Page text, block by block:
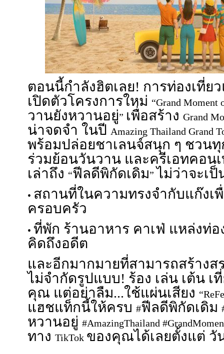
ตอนนี้กำลังฮิตเลย! การท่องเที่ย
เปิดตัวโครงการใหม่ “Grand Moment
วานยังหวานอยู่” เพื่อสร้าง Grand
น่าจดจำ ในปี Amazing Thailand Grand
พร้อมปล่อยชาเลนจ์สนุก ๆ ชวนทุ
ร่วมย้อนวันวาน และครีเอทคอน
เล่าถึง “ฟีลดีพิกัดเดิม” ไม่ว่าจะเป็
• สถานที่ในความทรงจำกับแก๊งเ
ครอบครัว
• ที่พัก ร้านอาหาร คาเฟ่ แหล่งท่อ
คิดถึงอดีต
และอีกมากมายที่สามารถสร้างส
ไม่จำกัดรูปแบบ! ร้อง เล่น เต้น เ
คุณ แต่อย่าลืม...ใช้แผ่นเสียง
แฮชแท็กนี้ให้ครบ #ฟีลดีพิกัดเดิม
หวานอยู่ #AmazingThailand
ทาง TikTok ของคุณได้เลยตั้งแต่